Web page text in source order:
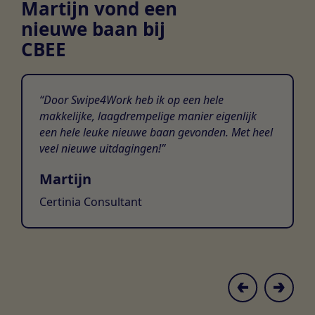
Martijn vond een
nieuwe baan bij
CBEE
Door Swipe4Work heb ik op een hele
makkelijke, laagdrempelige manier eigenlijk
een hele leuke nieuwe baan gevonden. Met heel
veel nieuwe uitdagingen!
Martijn
Certinia Consultant